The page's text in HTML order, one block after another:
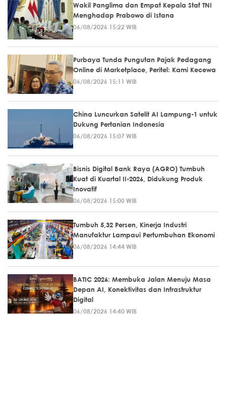
Wakil Panglima dan Empat Kepala Staf TNI
Menghadap Prabowo di Istana
06/08/2026 15:22 WIB
Purbaya Tunda Pungutan Pajak Pedagang
Online di Marketplace, Peritel: Kami Kecewa
06/08/2026 15:11 WIB
China Luncurkan Satelit AI Lampung-1 untuk
Dukung Pertanian Indonesia
06/08/2026 15:07 WIB
Bisnis Digital Bank Raya (AGRO) Tumbuh
Kuat di Kuartal II-2026, Didukung Produk
Inovatif
06/08/2026 15:00 WIB
Tumbuh 5,32 Persen, Kinerja Industri
Manufaktur Lampaui Pertumbuhan Ekonomi
06/08/2026 14:44 WIB
BATIC 2026: Membuka Jalan Menuju Masa
Depan AI, Konektivitas dan Infrastruktur
Digital
06/08/2026 14:40 WIB